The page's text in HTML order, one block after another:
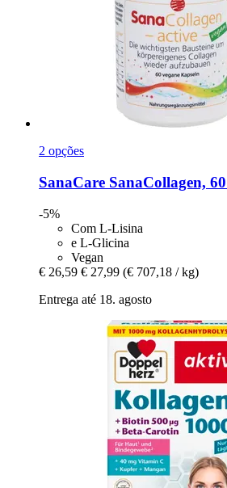
2 opções
SanaCare SanaCollagen,
-5%
Com L-Lisina
e L-Glicina
Vegan
€ 26,59 € 27,99 (€ 707,18 / kg)
Entrega até 18. agosto